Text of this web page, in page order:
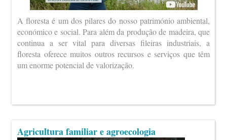
A floresta é um dos pilares do nosso património ambiental,
económico e social. Para além da produção de madeira, que
continua a ser vital para diversas fileiras industriais, a
floresta oferece muitos outros recursos e serviços que têm
um enorme potencial de valorização.
Agricultura familiar e agroecologia